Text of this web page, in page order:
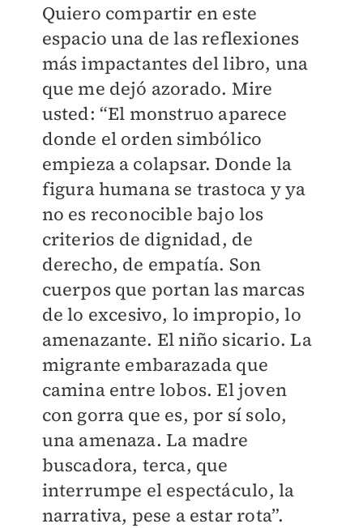
Quiero compartir en este
espacio una de las reflexiones
más impactantes del libro, una
que me dejó azorado. Mire
usted: “El monstruo aparece
donde el orden simbólico
empieza a colapsar. Donde la
figura humana se trastoca y ya
no es reconocible bajo los
criterios de dignidad, de
derecho, de empatía. Son
cuerpos que portan las marcas
de lo excesivo, lo impropio, lo
amenazante. El niño sicario. La
migrante embarazada que
camina entre lobos. El joven
con gorra que es, por sí solo,
una amenaza. La madre
buscadora, terca, que
interrumpe el espectáculo, la
narrativa, pese a estar rota”.